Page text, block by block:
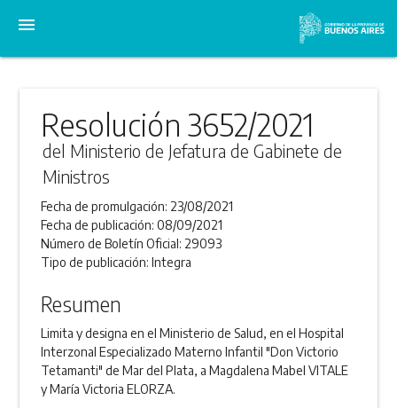
menu
Resolución 3652/2021
del Ministerio de Jefatura de Gabinete de
Ministros
Fecha de promulgación: 23/08/2021
Fecha de publicación:08/09/2021
Número de Boletín Oficial: 29093
Tipo de publicación:Integra
Resumen
Limita y designa en el Ministerio de Salud, en el Hospital
Interzonal Especializado Materno Infantil "Don Victorio
Tetamanti" de Mar del Plata, a Magdalena Mabel VITALE
y María Victoria ELORZA.